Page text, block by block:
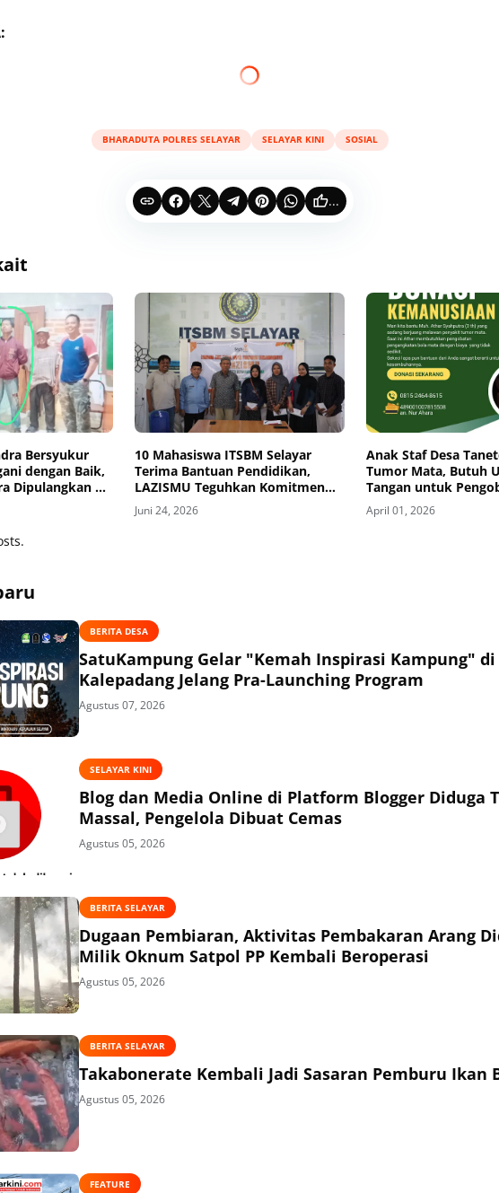
BHARADUTA POLRES SELAYAR SELAYAR KINI SOSIAL
...
Bersyukur
dengan Baik,
Dipulangkan ke
10 Mahasiswa ITSBM Selayar
Terima Bantuan Pendidikan,
LAZISMU Teguhkan Komitmen
Pemberdayaan Umat
Juni 24, 2026
Anak Staf Desa
Tumor Mata, Butuh
Tangan untuk
April 01, 2026
BERITA DESA
SatuKampung Gelar "Kemah Inspirasi Kampung" di
Kalepadang Jelang Pra-Launching Program
Agustus 07, 2026
SELAYAR KINI
Blog dan Media Online di Platform Blogger Diduga
Massal, Pengelola Dibuat Cemas
Agustus 05, 2026
BERITA SELAYAR
Dugaan Pembiaran, Aktivitas Pembakaran Arang
Milik Oknum Satpol PP Kembali Beroperasi
Agustus 05, 2026
BERITA SELAYAR
Takabonerate Kembali Jadi Sasaran Pemburu Ikan
Agustus 05, 2026
FEATURE